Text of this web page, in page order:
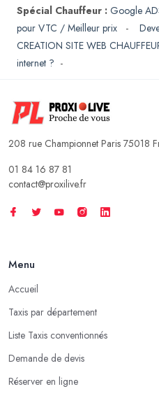
Spécial Chauffeur : Google
pour VTC / Meilleur prix
-
CREATION SITE WEB
internet ? -
208 rue Championnet Paris 75018
01 84 16 87 81
contact@proxilive.fr
Menu
Accueil
Taxis par département
Liste Taxis conventionnés
Demande de devis
Réserver en ligne